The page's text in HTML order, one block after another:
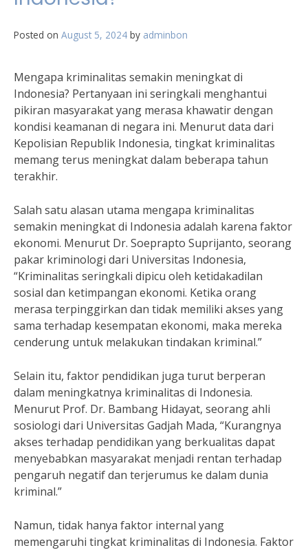
Posted on August 5, 2024 by adminbon
Mengapa kriminalitas semakin meningkat di
Indonesia? Pertanyaan ini seringkali menghantui
pikiran masyarakat yang merasa khawatir dengan
kondisi keamanan di negara ini. Menurut data dari
Kepolisian Republik Indonesia, tingkat kriminalitas
memang terus meningkat dalam beberapa tahun
terakhir.
Salah satu alasan utama mengapa kriminalitas
semakin meningkat di Indonesia adalah karena faktor
ekonomi. Menurut Dr. Soeprapto Suprijanto, seorang
pakar kriminologi dari Universitas Indonesia,
“Kriminalitas seringkali dipicu oleh ketidakadilan
sosial dan ketimpangan ekonomi. Ketika orang
merasa terpinggirkan dan tidak memiliki akses yang
sama terhadap kesempatan ekonomi, maka mereka
cenderung untuk melakukan tindakan kriminal.”
Selain itu, faktor pendidikan juga turut berperan
dalam meningkatnya kriminalitas di Indonesia.
Menurut Prof. Dr. Bambang Hidayat, seorang ahli
sosiologi dari Universitas Gadjah Mada, “Kurangnya
akses terhadap pendidikan yang berkualitas dapat
menyebabkan masyarakat menjadi rentan terhadap
pengaruh negatif dan terjerumus ke dalam dunia
kriminal.”
Namun, tidak hanya faktor internal yang
memengaruhi tingkat kriminalitas di Indonesia. Faktor